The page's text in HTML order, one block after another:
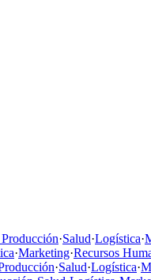
·Salud·Logística·
·Marketing·Recursos
·Salud·Logística·